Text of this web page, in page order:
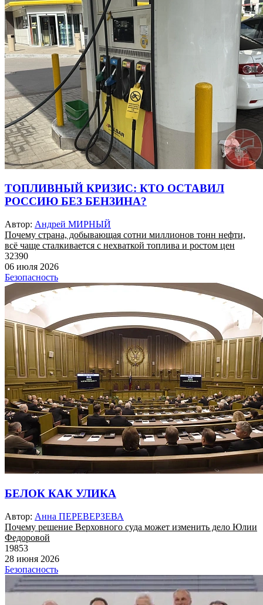
ТОПЛИВНЫЙ КРИЗИС: КТО ОСТАВИЛ
РОССИЮ БЕЗ БЕНЗИНА?
Автор: Андрей МИРНЫЙ
Почему страна, добывающая сотни миллионов тонн нефти,
всё чаще сталкивается с нехваткой топлива и ростом цен
32390
06 июля 2026
Безопасность
БЕЛОК КАК УЛИКА
Автор: Анна ПЕРЕВЕРЗЕВА
Почему решение Верховного суда может изменить дело Юлии
Федоровой
19853
28 июня 2026
Безопасность